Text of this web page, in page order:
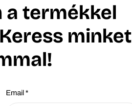
a termékkel
minket
Email*